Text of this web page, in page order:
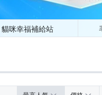
貓咪幸福補給站